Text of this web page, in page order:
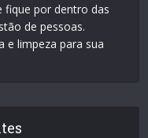
fique por dentro das
de pessoas.
e limpeza para sua